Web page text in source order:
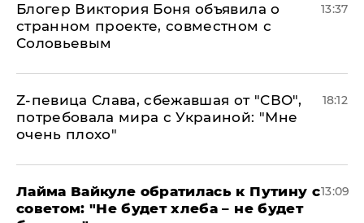
Блогер Виктория Боня объявила о
странном проекте, совместном с
Соловьевым
13:37
Z-певица Слава, сбежавшая от "СВО",
потребовала мира с Украиной: "Мне
очень плохо"
18:12
Лайма Вайкуле обратилась к Путину с
советом: "Не будет хлеба – не будет
13:09